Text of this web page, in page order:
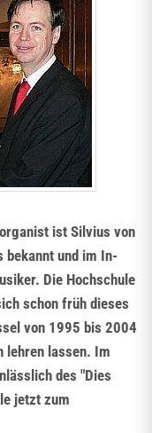
ist Silvius von
bekannt und im In-
Die Hochschule
schon früh dieses
von 1995 bis 2004
lehren lassen. Im
des "Dies
jetzt zum